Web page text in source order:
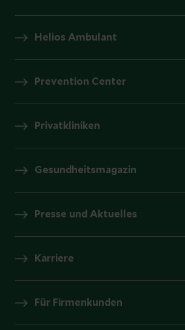
Helios Ambulant
Prevention Center
Privatkliniken
Gesundheitsmagazin
Presse und Aktuelles
Karriere
Für Firmenkunden